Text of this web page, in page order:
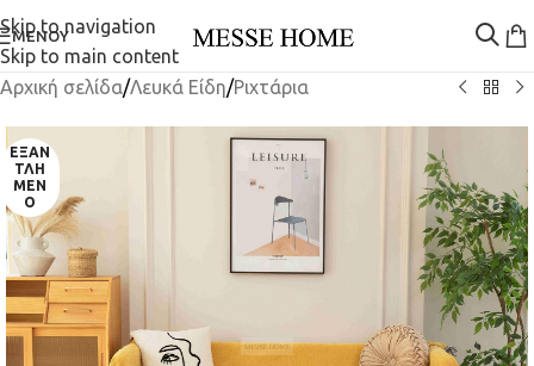
Skip to navigation
Skip to main content
ΜΕΝΟΎ
Αρχική σελίδα/Λευκά Είδη/Ριχτάρια
ΕΞΑΝ
ΤΛΗ
ΜΈΝ
Ο